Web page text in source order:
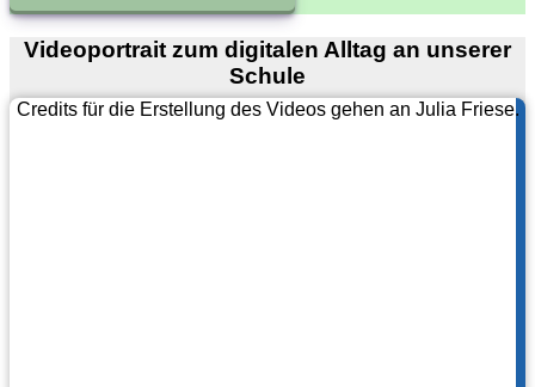
Videoportrait zum digitalen Alltag an unserer
Schule
Credits für die Erstellung des Videos gehen an Julia Friese.